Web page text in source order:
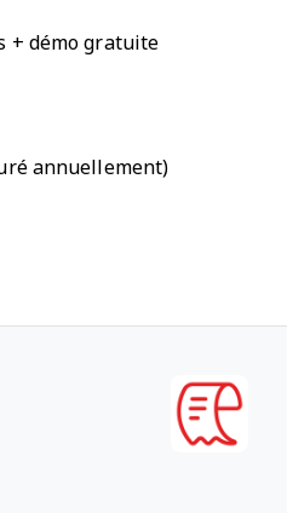
+ démo gratuite
annuellement)